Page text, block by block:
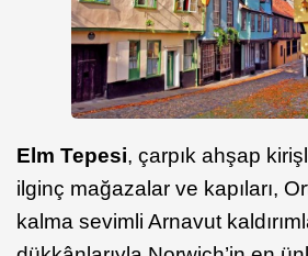
Elm Tepesi, çarpık ahşap
ilginç mağazalar ve kapıları,
kalma sevimli Arnavut